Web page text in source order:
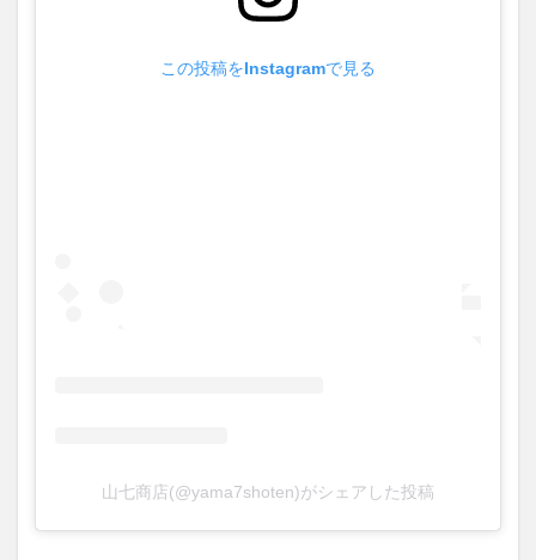
この投稿をInstagramで見る
山七商店(@yama7shoten)がシェアした投稿